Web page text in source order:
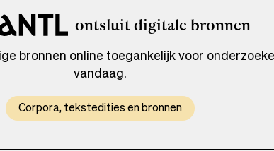
ontsluit digitale bronnen
bronnen online toegankelijk voor
vandaag.
Corpora, tekstedities en bronnen